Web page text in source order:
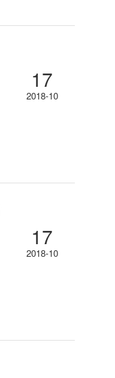
17
2018-10
17
2018-10